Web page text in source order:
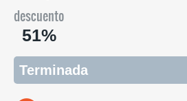
descuento
51%
Terminada